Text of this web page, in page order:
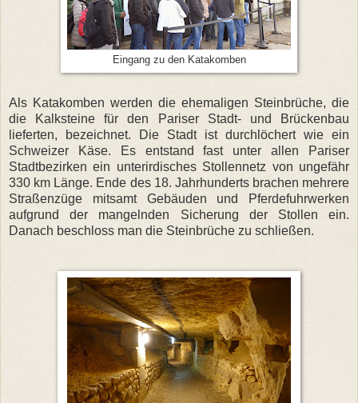
Eingang zu den Katakomben
Als Katakomben werden die ehemaligen Steinbrüche, die
die Kalksteine für den Pariser Stadt- und Brückenbau
lieferten, bezeichnet. Die Stadt ist durchlöchert wie ein
Schweizer Käse. Es entstand fast unter allen Pariser
Stadtbezirken ein unterirdisches Stollennetz von ungefähr
330 km Länge. Ende des 18. Jahrhunderts brachen mehrere
Straßenzüge mitsamt Gebäuden und Pferdefuhrwerken
aufgrund der mangelnden Sicherung der Stollen ein.
Danach beschloss man die Steinbrüche zu schließen.